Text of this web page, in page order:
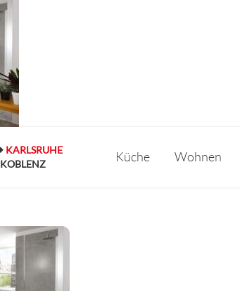
KARLSRUHE
KOBLENZ
Küche Wohnen